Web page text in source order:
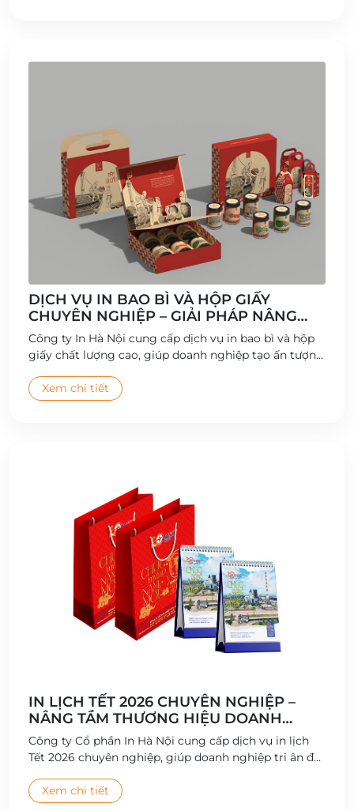
DỊCH VỤ IN BAO BÌ VÀ HỘP GIẤY
CHUYÊN NGHIỆP – GIẢI PHÁP NÂNG
TẦM THƯƠNG HIỆU
Công ty In Hà Nội cung cấp dịch vụ in bao bì và hộp
giấy chất lượng cao, giúp doanh nghiệp tạo ấn tượng
Xem chi tiết
IN LỊCH TẾT 2026 CHUYÊN NGHIỆP –
NÂNG TẦM THƯƠNG HIỆU DOANH
NGHIỆP
Công ty Cổ phần In Hà Nội cung cấp dịch vụ in lịch
Tết 2026 chuyên nghiệp, giúp doanh nghiệp tri ân đối
Xem chi tiết